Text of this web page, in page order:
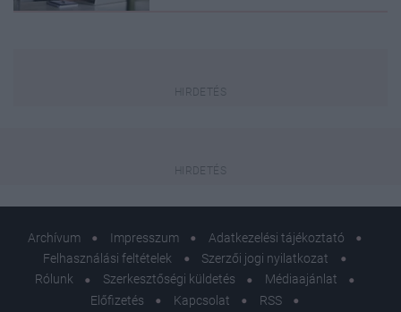
Archívum Impresszum
Adatkezelési tájékoztató
Felhasználási feltételek
Szerzői jogi nyilatkozat
Rólunk
Szerkesztőségi küldetés
Médiaajánlat
Előfizetés
Kapcsolat
RSS